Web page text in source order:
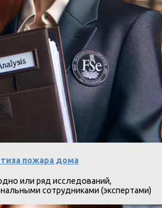
пожара дома
или ряд исследований,
сотрудниками (экспертами)